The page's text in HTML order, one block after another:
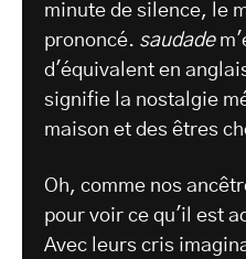
minute de silence, le
prononcé. saudade
d'équivalent en
signifie la nostalgie
maison et des êtres
Oh, comme nos
pour voir ce qu'il est
Avec leurs cris